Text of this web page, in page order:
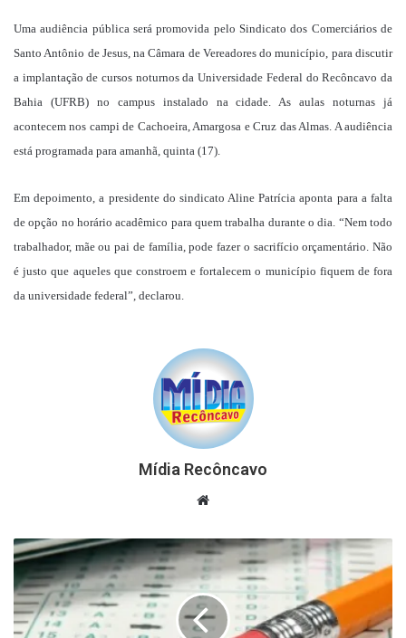
Uma audiência pública será promovida pelo Sindicato dos Comerciários de
Santo Antônio de Jesus, na Câmara de Vereadores do município, para discutir
a implantação de cursos noturnos da Universidade Federal do Recôncavo da
Bahia (UFRB) no campus instalado na cidade. As aulas noturnas já
acontecem nos campi de Cachoeira, Amargosa e Cruz das Almas. A audiência
está programada para amanhã, quinta (17).
Em depoimento, a presidente do sindicato Aline Patrícia aponta para a falta
de opção no horário acadêmico para quem trabalha durante o dia. “Nem todo
trabalhador, mãe ou pai de família, pode fazer o sacrifício orçamentário. Não
é justo que aqueles que constroem e fortalecem o município fiquem de fora
da universidade federal”, declarou.
Mídia Recôncavo
Website